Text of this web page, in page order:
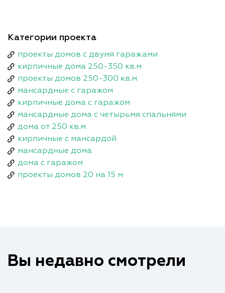
Категории проекта
проекты домов с двумя гаражами
кирпичные дома 250-350 кв.м
проекты домов 250-300 кв.м
мансардные с гаражом
кирпичные дома с гаражом
мансардные дома с четырьмя спальнями
дома от 250 кв.м
кирпичные с мансардой
мансардные дома
дома с гаражом
проекты домов 20 на 15 м
Вы недавно смотрели